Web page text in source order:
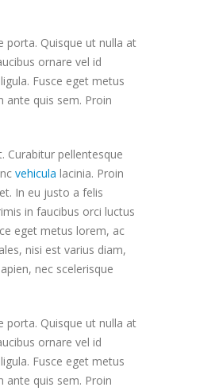
porta. Quisque ut nulla at
ornare vel id
Fusce eget metus
ante quis sem. Proin
Curabitur pellentesque
vehicula lacinia. Proin
In eu justo a felis
in faucibus orci luctus
eget metus lorem, ac
nisi est varius diam,
nec scelerisque
porta. Quisque ut nulla at
ornare vel id
Fusce eget metus
ante quis sem. Proin